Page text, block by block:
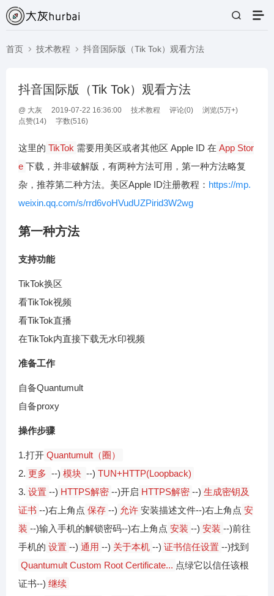
首页 技术教程 抖音国际版（Tik Tok）观看方法
抖音国际版（Tik Tok）观看方法
@ 大灰 2019-07-22 16:36:00 技术教程 评论(0)
浏览(5万+)
点赞(14) 字数(516)
这里的 TikTok 需要用美区或者其他区 Apple ID 在 App Stor
e 下载，并非破解版，有两种方法可用，第一种方法略复
杂，推荐第二种方法。美区Apple ID注册教程： https://mp.
weixin.qq.com/s/rrd6voHVudUZPirid3W2wg
第一种方法
支持功能
TikTok换区
看TikTok视频
看TikTok直播
在TikTok内直接下载无水印视频
准备工作
自备Quantumult
自备proxy
操作步骤
1.打开 Quantumult（圈）
2. 更多 --) 模块 --) TUN+HTTP(Loopback)
3. 设置 --) HTTPS解密 --)开启 HTTPS解密 --) 生成密钥及
证书 --)右上角点 保存 --) 允许 安装描述文件--)右上角点 安
装 --)输入手机的解锁密码--)右上角点 安装 --) 安装 --)前往
手机的 设置 --) 通用 --) 关于本机 --) 证书信任设置 --)找到
Quantumult Custom Root Certificate... 点绿它以信任该根
证书--) 继续